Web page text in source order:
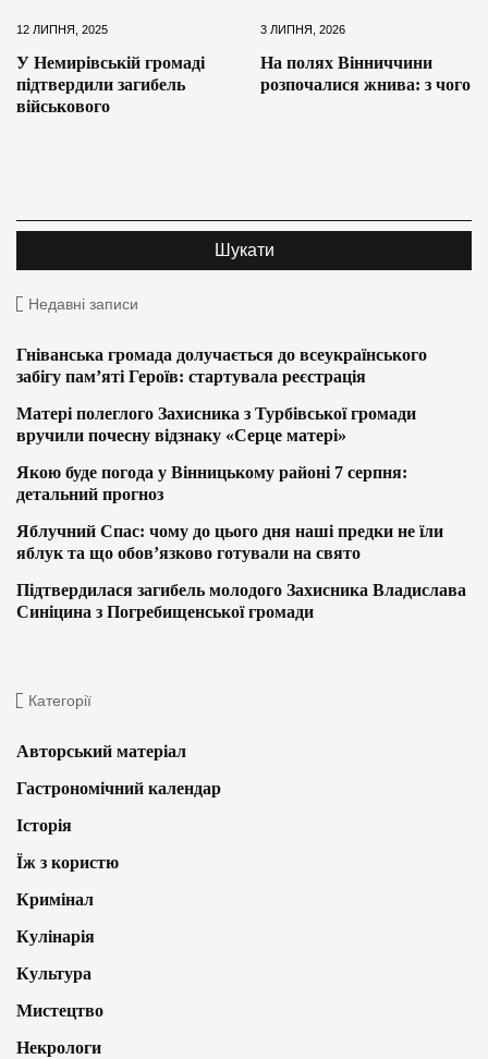
12 ЛИПНЯ, 2025
У Немирівській громаді
підтвердили загибель
військового
3 ЛИПНЯ, 2026
На полях Вінниччини
розпочалися жнива: з чого
Недавні записи
Гніванська громада долучається до всеукраїнського
забігу пам’яті Героїв: стартувала реєстрація
Матері полеглого Захисника з Турбівської громади
вручили почесну відзнаку «Серце матері»
Якою буде погода у Вінницькому районі 7 серпня:
детальний прогноз
Яблучний Спас: чому до цього дня наші предки не їли
яблук та що обов’язково готували на свято
Підтвердилася загибель молодого Захисника Владислава
Синіцина з Погребищенської громади
Категорії
Авторський матеріал
Гастрономічний календар
Історія
Їж з користю
Кримінал
Кулінарія
Культура
Мистецтво
Некрологи